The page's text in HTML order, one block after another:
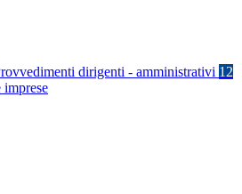
dirigenti - amministrativi 12